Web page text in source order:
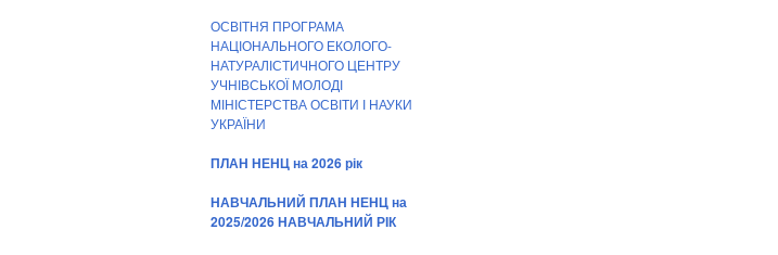
ОСВІТНЯ ПРОГРАМА
НАЦІОНАЛЬНОГО ЕКОЛОГО-
НАТУРАЛІСТИЧНОГО ЦЕНТРУ
УЧНІВСЬКОЇ МОЛОДІ
МІНІСТЕРСТВА ОСВІТИ І НАУКИ
УКРАЇНИ
ПЛАН НЕНЦ на 2026 рік
НАВЧАЛЬНИЙ ПЛАН НЕНЦ на
2025/2026 НАВЧАЛЬНИЙ РІК